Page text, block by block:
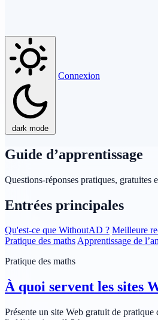
dark mode
Connexion
Guide d’apprentissage
Questions-réponses pratiques, gratuites
Entrées principales
Qu'est-ce que WithoutAD ? Meilleure
Pratique des mathsApprentissage de
Pratique des maths
À quoi servent les sites
Présente un site Web gratuit de